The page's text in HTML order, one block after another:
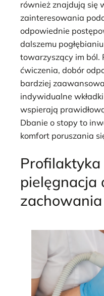
również znajdują się
zainteresowania
odpowiednie
dalszemu
towarzyszący im ból.
ćwiczenia, dobór
bardziej
indywidualne
wspierają
Dbanie o stopy to
komfort poruszania
pielęgnacja